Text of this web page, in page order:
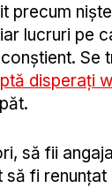
precum
lucruri pe
Se
disperați
să fii
fi